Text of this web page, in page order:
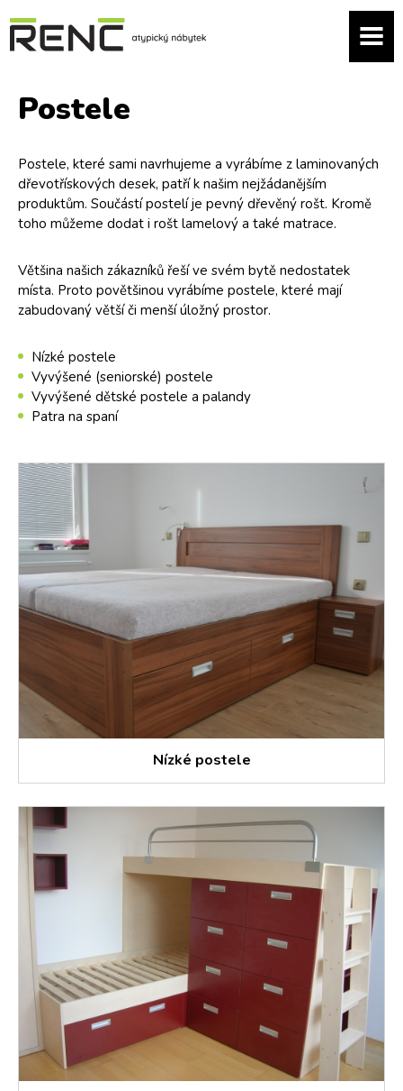
Postele
Postele, které sami navrhujeme a vyrábíme z laminovaných
dřevotřískových desek, patří k našim nejžádanějším
produktům. Součástí postelí je pevný dřevěný rošt. Kromě
toho můžeme dodat i rošt lamelový a také matrace.
Většina našich zákazníků řeší ve svém bytě nedostatek
místa. Proto povětšinou vyrábíme postele, které mají
zabudovaný větší či menší úložný prostor.
Nízké postele
Vyvýšené (seniorské) postele
Vyvýšené dětské postele a palandy
Patra na spaní
Nízké postele